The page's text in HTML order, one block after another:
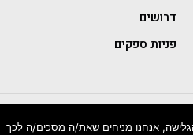
דרושים
פניות ספקים
אנחנו מניחים שאת/ה מסכים/ה לכך